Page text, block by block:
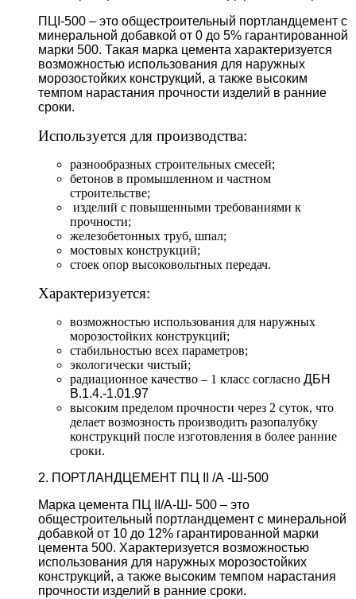
ПЦI-500 – это общестроительный портландцемент с
минеральной добавкой от 0 до 5% гарантированной
марки 500. Такая марка цемента характеризуется
возможностью использования для наружных
морозостойких конструкций, а также высоким
темпом нарастания прочности изделий в ранние
сроки.
Используется для производства:
разнообразных строительных смесей;
бетонов в промышленном и частном
строительстве;
изделий с повышенными требованиями к
прочности;
железобетонных труб, шпал;
мостовых конструкций;
стоек опор высоковольтных передач.
Характеризуется:
возможностью использования для наружных
морозостойких конструкций;
стабильностью всех параметров;
экологически чистый;
радиационное качество – 1 класс согласно ДБН
В.1.4.-1.01.97
высоким пределом прочности через 2 суток, что
делает возмозность производить разопалубку
конструкций после изготовления в более ранние
сроки.
2. ПОРТЛАНДЦЕМЕНТ ПЦ II /А -Ш-500
Марка цемента ПЦ II/А-Ш- 500 – это
общестроительный портландцемент с минеральной
добавкой от 10 до 12% гарантированной марки
цемента 500. Характеризуется возможностью
использования для наружных морозостойких
конструкций, а также высоким темпом нарастания
прочности изделий в ранние сроки.